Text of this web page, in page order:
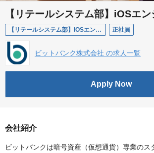
【リテールシステム部】iOSエ
【リテールシステム部】iOSエンジニア 正社員
ビットバンク株式会社 の求人一覧
Apply Now
会社紹介
ビットバンクは暗号資産（仮想通貨）専業のス